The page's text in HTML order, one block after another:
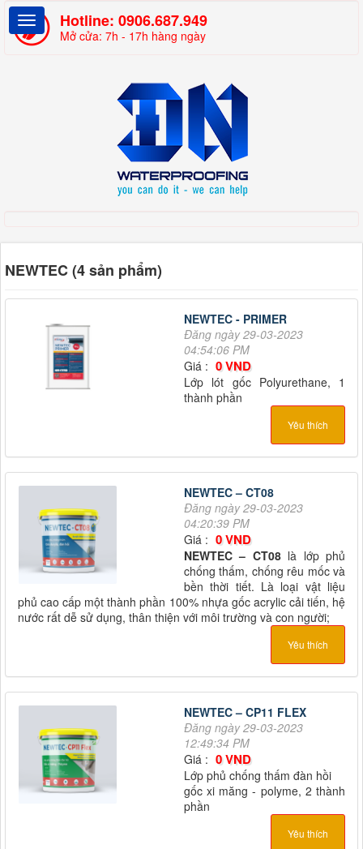
Hotline: 0906.687.949
Mở cửa: 7h - 17h hàng ngày
NEWTEC (4 sản phẩm)
NEWTEC - PRIMER
Đăng ngày 29-03-2023
04:54:06 PM
Giá : 0 VND
Lớp lót gốc Polyurethane, 1
thành phần
Yêu thích
NEWTEC – CT08
Đăng ngày 29-03-2023
04:20:39 PM
Giá : 0 VND
NEWTEC – CT08 là lớp phủ
chống thấm, chống rêu mốc và
bền thời tiết. Là loại vật liệu
phủ cao cấp một thành phần 100% nhựa gốc acrylic cải tiến, hệ
nước rất dễ sử dụng, thân thiện với môi trường và con người;
Yêu thích
NEWTEC – CP11 FLEX
Đăng ngày 29-03-2023
12:49:34 PM
Giá : 0 VND
Lớp phủ chống thấm đàn hồi
gốc xi măng - polyme, 2 thành
phần
Yêu thích